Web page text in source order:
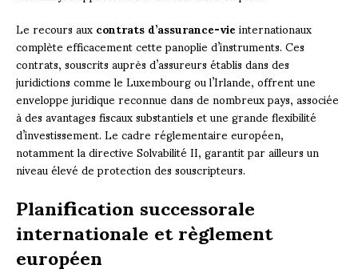
Le recours auxcontrats d’assurance-vieinternationaux
complète efficacement cette panoplie d’instruments. Ces
contrats, souscrits auprès d’assureurs établis dans des
juridictions comme le Luxembourg ou l’Irlande, offrent une
enveloppe juridique reconnue dans de nombreux pays, associée
à des avantages fiscaux substantiels et une grande flexibilité
d’investissement. Le cadre réglementaire européen,
notamment la directive Solvabilité II, garantit par ailleurs un
niveau élevé de protection des souscripteurs.
Planification successorale
internationale et règlement
européen